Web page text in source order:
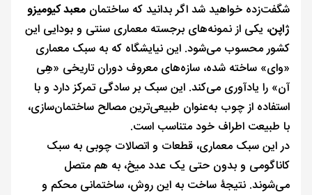
شگفت‌زده خواهید شد اگر بدانید که ساختمان معبد کیومیزو
ژاپن، یکی از نمونه‌های برجسته معماری سنتی و بودایی این
کشور محسوب می‌شود. این نیایشگاه که به سبک معماری
«وای» ساخته شده، سازه‌های معروف دوران تاریخی «هِی
آن» را یادآوری می‌کند. این سبک بر سادگی تمرکز دارد و با
استفاده از چوب به‌عنوان طبیعی‌ترین مصالح ساختمان‌سازی،
با طبیعت اطراف خود متناسب است.
در این سبک معماری، قطعات و اتصالات چوبی به سبک
کاناگومی و بدون حتی یک عدد میخ، به هم متصل
می‌شوند. نتیجۀ ساخت به این روش، ساختمانی محکم و